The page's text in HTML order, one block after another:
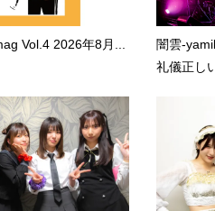
Vol.4 2026年8月...
闇雲-
礼儀正し